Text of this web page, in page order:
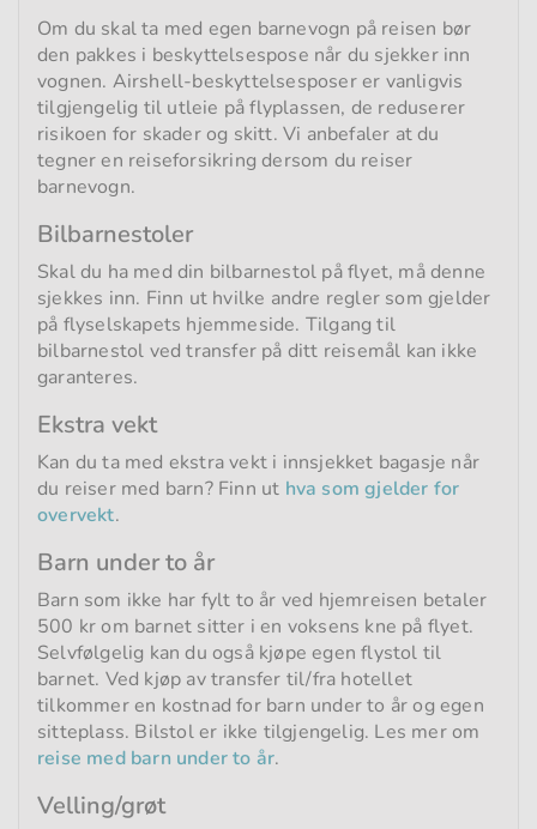
Om du skal ta med egen barnevogn på reisen bør
den pakkes i beskyttelsespose når du sjekker inn
vognen. Airshell-beskyttelsesposer er vanligvis
tilgjengelig til utleie på flyplassen, de reduserer
risikoen for skader og skitt. Vi anbefaler at du
tegner en reiseforsikring dersom du reiser
barnevogn.
Bilbarnestoler
Skal du ha med din bilbarnestol på flyet, må denne
sjekkes inn. Finn ut hvilke andre regler som gjelder
på flyselskapets hjemmeside. Tilgang til
bilbarnestol ved transfer på ditt reisemål kan ikke
garanteres.
Ekstra vekt
Kan du ta med ekstra vekt i innsjekket bagasje når
du reiser med barn? Finn ut hva som gjelder for
overvekt.
Barn under to år
Barn som ikke har fylt to år ved hjemreisen betaler
500 kr om barnet sitter i en voksens kne på flyet.
Selvfølgelig kan du også kjøpe egen flystol til
barnet. Ved kjøp av transfer til/fra hotellet
tilkommer en kostnad for barn under to år og egen
sitteplass. Bilstol er ikke tilgjengelig. Les mer om
reise med barn under to år.
Velling/grøt